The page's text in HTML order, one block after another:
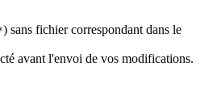
) sans fichier correspondant dans le
avant l'envoi de vos modifications.